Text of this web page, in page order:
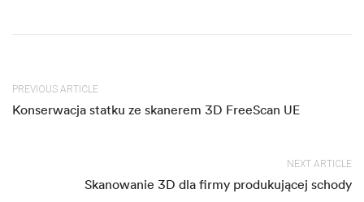
PREVIOUS ARTICLE
Konserwacja statku ze skanerem 3D FreeScan UE
NEXT ARTICLE
Skanowanie 3D dla firmy produkującej schody